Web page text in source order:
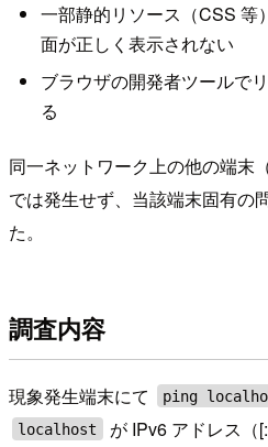
一部静的リソース（CSS 等
面が正しく表示されない
ブラウザの開発者ツールで
る
同一ネットワーク上の他の端末
では発生せず、当該端末固有の
た。
調査内容
現象発生端末にて ping
localhost
が IPv6 アドレス（